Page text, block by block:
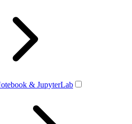
& JupyterLab